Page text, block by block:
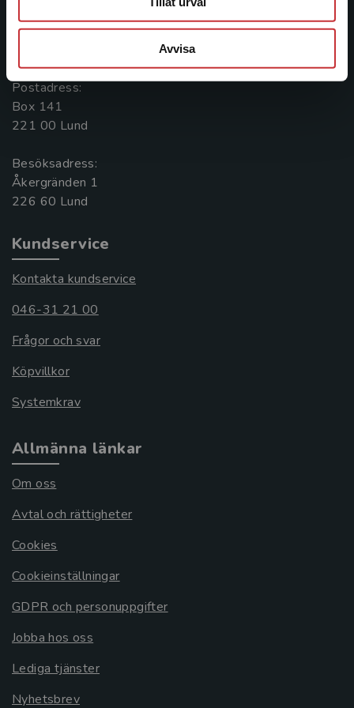
Avvisa
Kontakta oss
Postadress:
Box 141
221 00 Lund
Besöksadress:
Åkergränden 1
Kundservice
Kontakta kundservice
046-31 21 00
Frågor och svar
Köpvillkor
Systemkrav
Allmänna länkar
Om oss
Avtal och rättigheter
Cookies
Cookieinställningar
GDPR och personuppgifter
Jobba hos oss
Lediga tjänster
Nyhetsbrev